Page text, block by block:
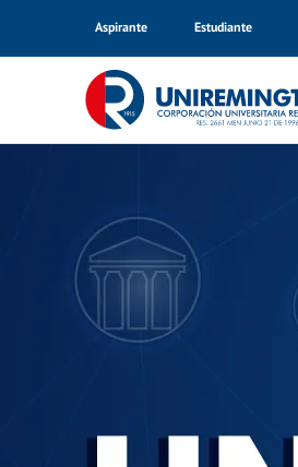
Aspirante Estudiante
Inicio Noticias